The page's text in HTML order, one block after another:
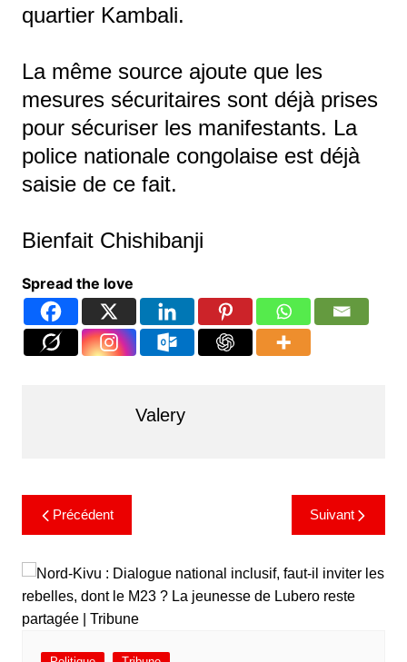
quartier Kambali.
La même source ajoute que les
mesures sécuritaires sont déjà prises
pour sécuriser les manifestants. La
police nationale congolaise est déjà
saisie de ce fait.
Bienfait Chishibanji
Spread the love
Valery
Précédent Suivant